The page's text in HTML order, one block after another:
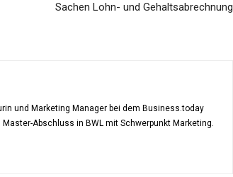
Sachen Lohn- und Gehaltsabrechnung
und Marketing Manager bei dem Business.today
Abschluss in BWL mit Schwerpunkt Marketing.